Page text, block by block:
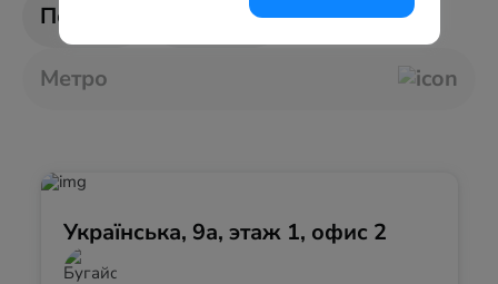
Полтава Житомир
Метро
Українська, 9а, этаж 1, офис 2